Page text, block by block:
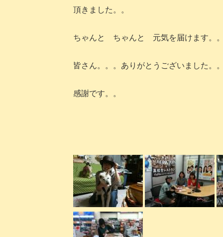
頂きました。。
ちゃんと ちゃんと 元気を届けます。
皆さん。。。ありがとうございました。
感謝です。。